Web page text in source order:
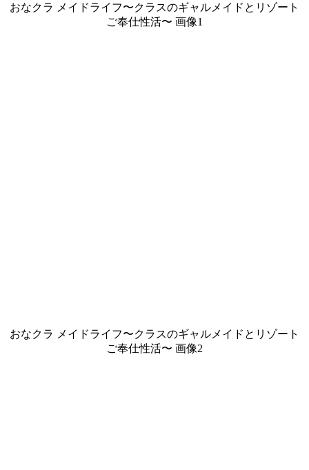
おなクラ メイドライフ〜クラスのギャルメイドとリゾート
ご奉仕性活〜 画像1
おなクラ メイドライフ〜クラスのギャルメイドとリゾート
ご奉仕性活〜 画像2